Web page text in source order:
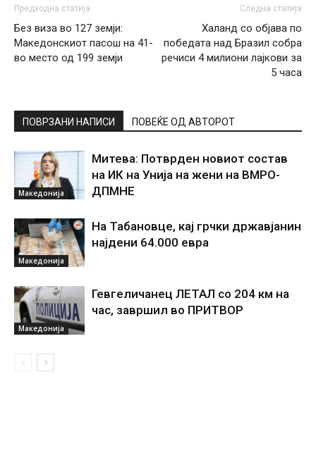
Предходна статија
Без виза во 127 земји:
Македонскиот пасош на 41-
во место од 199 земји
Следна статија
Халанд со објава по
победата над Бразил собра
речиси 4 милиони лајкови за
5 часа
ПОВРЗАНИ НАПИСИ ПОВЕЌЕ ОД АВТОРОТ
Македонија
Митева: Потврден новиот состав
на ИК на Унија на жени на ВМРО-
ДПМНЕ
Македонија
На Табановце, кај грчки државјанин
најдени 64.000 евра
Македонија
Гевгеличанец ЛЕТАЛ со 204 км на
час, завршил во ПРИТВОР